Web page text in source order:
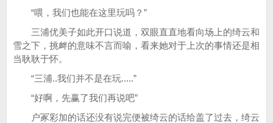
“喂，我们也能在这里玩吗？”
三浦优美子如此开口说道，双眼直直地看向场上的绮云和
雪之下，挑衅的意味不言而喻，看来她对于上次的事情还是相
当耿耿于怀。
“三浦..我们并不是在玩.....”
“好啊，先赢了我们再说吧”
户冢彩加的话还没有说完便被绮云的话给盖了过去，绮云